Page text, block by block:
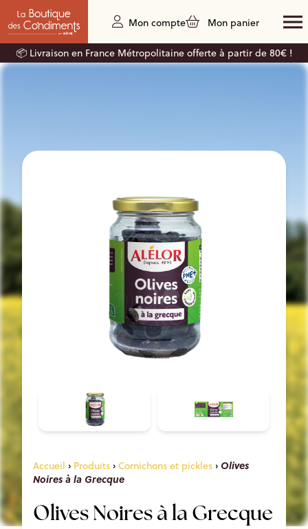
Mon compte Mon panier
📦 Livraison en France Métropolitaine offerte à partir de 80€ !
Accueil › Produits › Cornichons et pickles › Olives
Noires à la Grecque
Olives Noires à la Grecque